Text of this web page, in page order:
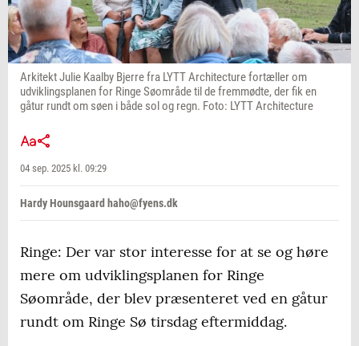
Arkitekt Julie Kaalby Bjerre fra LYTT Architecture fortæller om
udviklingsplanen for Ringe Søområde til de fremmødte, der fik en
gåtur rundt om søen i både sol og regn. Foto: LYTT Architecture
04 sep. 2025 kl. 09:29
Hardy Hounsgaard haho@fyens.dk
Ringe: Der var stor interesse for at se og høre
mere om udviklingsplanen for Ringe
Søområde, der blev præsenteret ved en gåtur
rundt om Ringe Sø tirsdag eftermiddag.